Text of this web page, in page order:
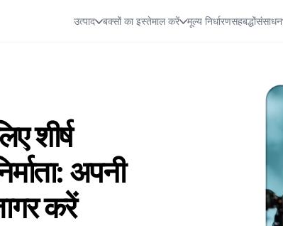
उत्पाद बक्सों का इस्तेमाल करें मूल्य निर्धारणसहबद्धोंसंसाधन
शीर्ष
अपनी
करें